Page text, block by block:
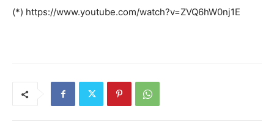
(*) https://www.youtube.com/watch?v=ZVQ6hW0nj1E